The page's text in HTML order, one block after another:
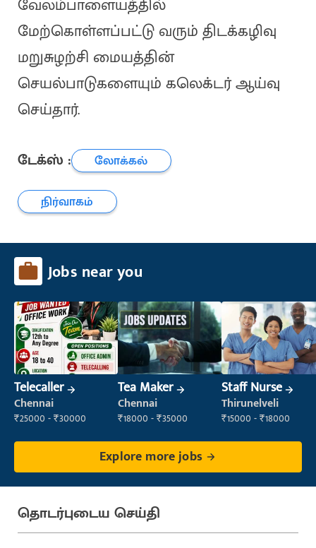
வேலம்பாளையத்தில்
மேற்கொள்ளப்பட்டு வரும் திடக்கழிவு
மறுசுழற்சி மையத்தின்
செயல்பாடுகளையும் கலெக்டர் ஆய்வு
செய்தார்.
டேக்ஸ் :
லோக்கல்
நிர்வாகம்
Jobs near you
Telecaller
Chennai
₹25000 - ₹30000
Tea Maker
Chennai
₹18000 - ₹35000
Staff Nurse
Thirunelveli
₹15000 - ₹18000
Explore more jobs
தொடர்புடைய செய்தி